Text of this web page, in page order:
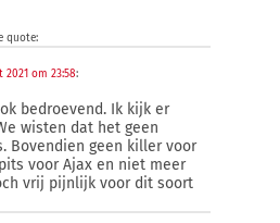
quote:
2021 om 23:58:
bedroevend. Ik kijk er
wisten dat het geen
Bovendien geen killer voor
voor Ajax en niet meer
vrij pijnlijk voor dit soort